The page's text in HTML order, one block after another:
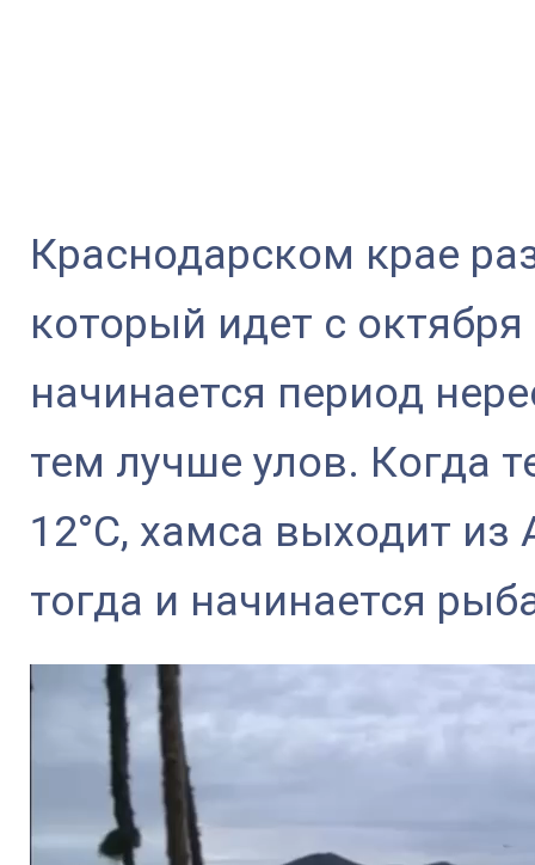
Краснодарском крае
который идет с
начинается период
тем лучше улов. Когда
12°С, хамса выходит из
тогда и начинается